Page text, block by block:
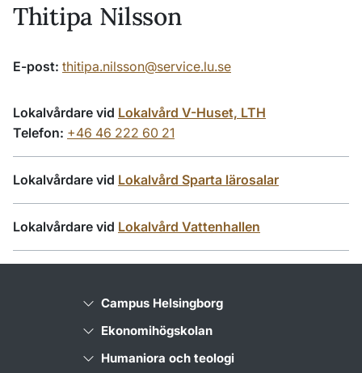
Thitipa Nilsson
E-post: thitipa.nilsson@service.lu.se
Lokalvårdare vid Lokalvård V-Huset, LTH
Telefon: +46 46 222 60 21
Lokalvårdare vid Lokalvård Sparta lärosalar
Lokalvårdare vid Lokalvård Vattenhallen
Campus Helsingborg
Ekonomihögskolan
Humaniora och teologi